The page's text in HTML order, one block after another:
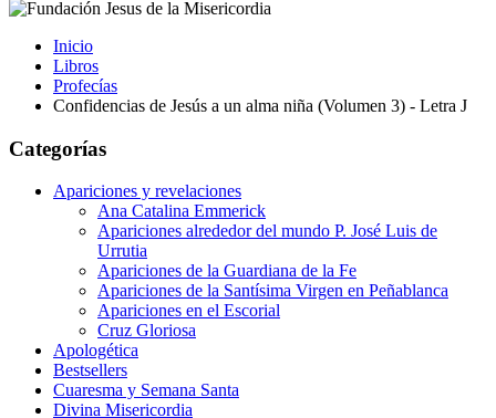
Inicio
Libros
Profecías
Confidencias de Jesús a un alma niña (Volumen 3) - Letra J
Categorías
Apariciones y revelaciones
Ana Catalina Emmerick
Apariciones alrededor del mundo P. José Luis de
Urrutia
Apariciones de la Guardiana de la Fe
Apariciones de la Santísima Virgen en Peñablanca
Apariciones en el Escorial
Cruz Gloriosa
Apologética
Bestsellers
Cuaresma y Semana Santa
Divina Misericordia